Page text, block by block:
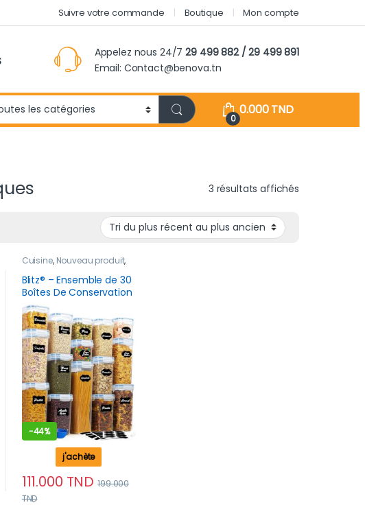
Suivre votre commande Boutique Mon compte
Appelez nous 24/729 499 882 / 29 499 891
Email: Contact@benova.tn
0
0.000TND
3 résultats affichés
Cuisine, Nouveau produit,
Rangement &
Conservation
Blitz® – Ensemble de 30
Boîtes De Conservation
Hermétiques
Alimentaires Sans BPA
Pour Un Rangement
Idéal ( 15 Boites + 15
couvercles )
-44%
111.000 TND 199.000
TND
j'achète